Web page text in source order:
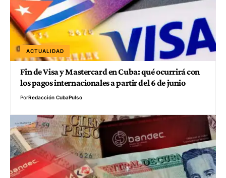
ACTUALIDAD
Fin de Visa y Mastercard en Cuba: qué ocurrirá con
los pagos internacionales a partir del 6 de junio
PorRedacción CubaPulso